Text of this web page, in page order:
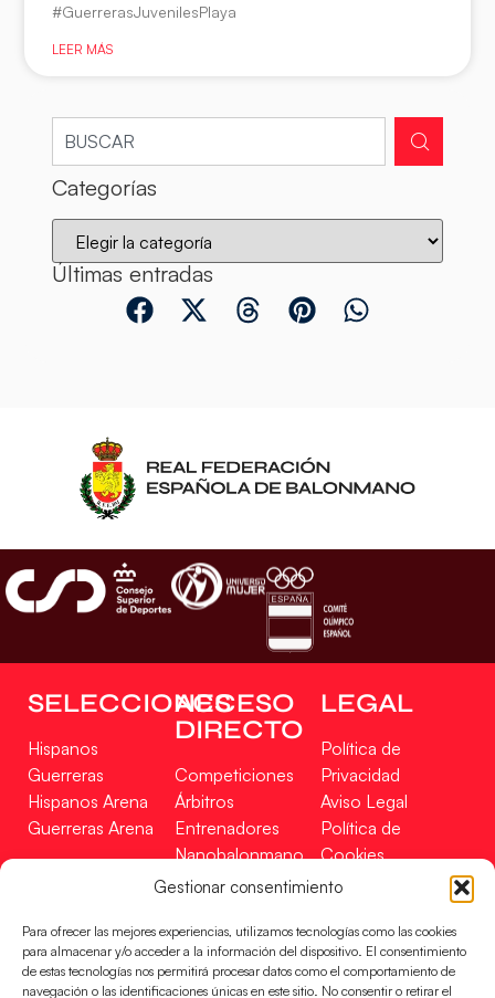
Gestionar consentimiento
Para ofrecer las mejores experiencias, utilizamos tecnologías como las cookies
para almacenar y/o acceder a la información del dispositivo. El consentimiento
de estas tecnologías nos permitirá procesar datos como el comportamiento de
navegación o las identificaciones únicas en este sitio. No consentir o retirar el
#GuerrerasJuvenilesPlaya
LEER MÁS
Categorías
Últimas entradas
SELECCIONES
Hispanos
Guerreras
Hispanos Arena
Guerreras Arena
ACCESO
DIRECTO
Competiciones
Árbitros
Entrenadores
Nanobalonmano
Tienda
LEGAL
Política de
Privacidad
Aviso Legal
Política de
Cookies
Mapa Web
Incidencias
EN